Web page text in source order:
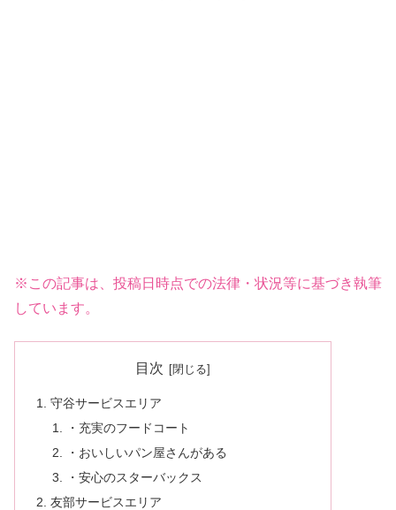
※この記事は、投稿日時点での法律・状況等に基づき執筆
しています。
目次
守谷サービスエリア
・充実のフードコート
・おいしいパン屋さんがある
・安心のスターバックス
友部サービスエリア